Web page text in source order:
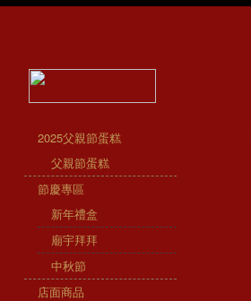
2025父親節蛋糕
父親節蛋糕
節慶專區
新年禮盒
廟宇拜拜
中秋節
店面商品